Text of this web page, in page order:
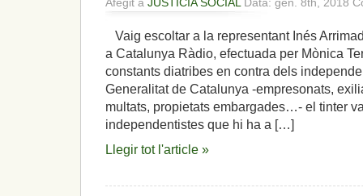
Vaig escoltar a la representant Inés
a Catalunya Ràdio, efectuada per Mònica
constants diatribes en contra dels
Generalitat de Catalunya -empresonats,
multats, propietats embargades…- el tinter
independentistes que hi ha a […]
Llegir tot l'article »